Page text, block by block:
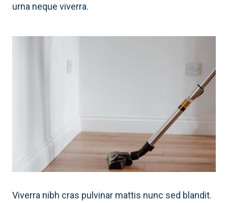
urna neque viverra.
Viverra nibh cras pulvinar mattis nunc sed blandit.